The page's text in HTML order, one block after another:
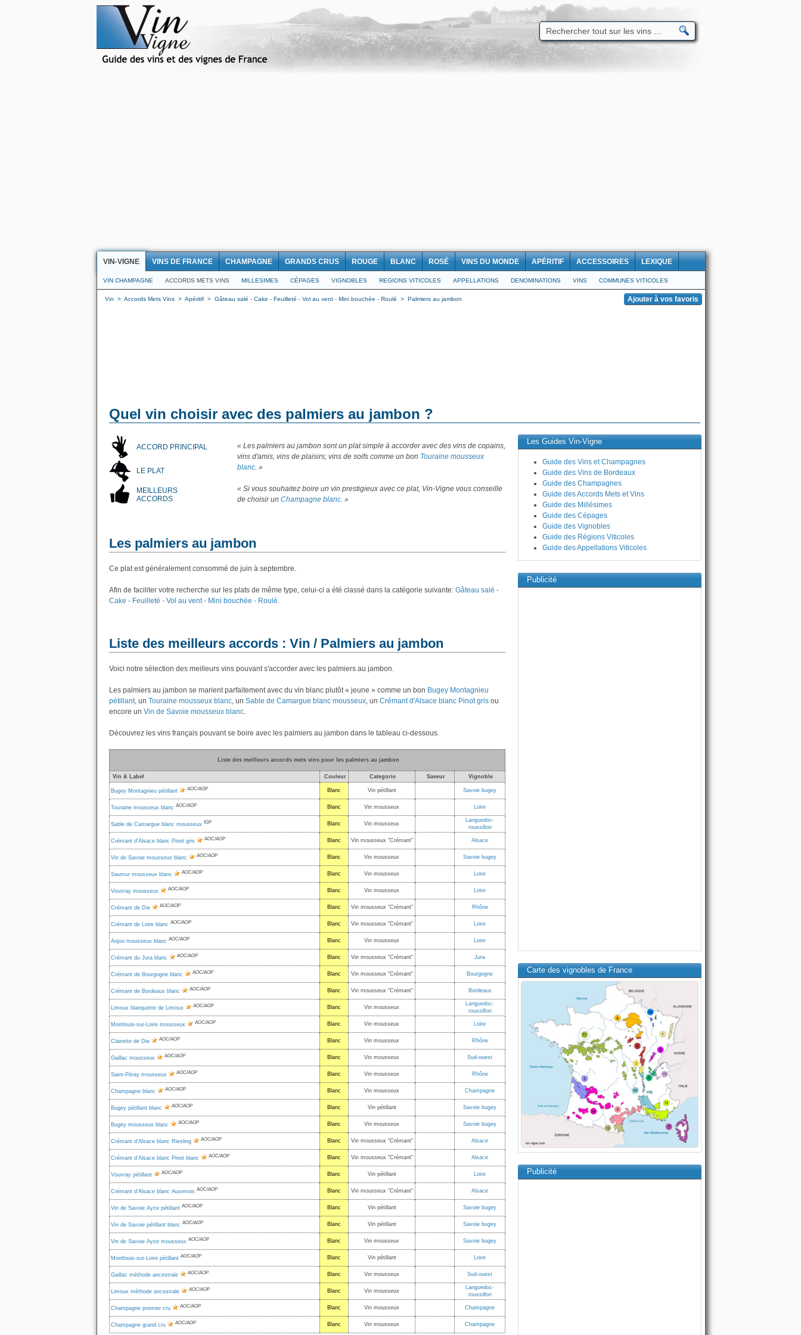
VIN-VIGNE VINS DE FRANCE CHAMPAGNE GRANDS CRUS ROUGE BLANC ROSÉ VINS DU MONDE APÉRITIF ACCESSOIRES LEXIQUE
VIN CHAMPAGNE ACCORDS METS VINS MILLESIMES CÉPAGES VIGNOBLES REGIONS VITICOLES APPELLATIONS DENOMINATIONS VINS COMMUNES VITICOLES
Vin > Accords Mets Vins > Apéritif > Gâteau salé - Cake - Feuilleté - Vol au vent - Mini bouchée - Roulé > Palmiers au jambon
Quel vin choisir avec des palmiers au jambon ?
ACCORD PRINCIPAL
LE PLAT
MEILLEURS
ACCORDS
« Les palmiers au jambon sont un plat simple à accorder avec des vins de copains,
vins d'amis, vins de plaisirs; vins de soifs comme un bon Touraine mousseux
blanc. »
« Si vous souhaitez boire un vin prestigieux avec ce plat, Vin-Vigne vous conseille
de choisir un Champagne blanc. »
Les palmiers au jambon
Ce plat est généralement consommé de juin à septembre.
Afin de faciliter votre recherche sur les plats de même type, celui-ci a été classé dans la catégorie suivante: Gâteau salé -
Cake - Feuilleté - Vol au vent - Mini bouchée - Roulé.
Liste des meilleurs accords : Vin / Palmiers au jambon
Voici notre sélection des meilleurs vins pouvant s'accorder avec les palmiers au jambon.
Les palmiers au jambon se marient parfaitement avec du vin blanc plutôt « jeune » comme un bon Bugey Montagnieu
pétillant, un Touraine mousseux blanc, un Sable de Camargue blanc mousseux, un Crémant d'Alsace blanc Pinot gris ou
encore un Vin de Savoie mousseux blanc.
Découvrez les vins français pouvant se boire avec les palmiers au jambon dans le tableau ci-dessous.
Liste des meilleurs accords mets vins pour les palmiers au jambon
Vin & Label Couleur Categorie Saveur Vignoble
Bugey Montagnieu pétillant AOC/AOP Blanc Vin pétillant Savoie bugey
Touraine mousseux blanc AOC/AOP Blanc Vin mousseux Loire
Sable de Camargue blanc mousseux IGP Blanc Vin mousseux
Languedoc-
roussillon
Crémant d'Alsace blanc Pinot gris AOC/AOP Blanc Vin mousseux "Crémant" Alsace
Vin de Savoie mousseux blanc AOC/AOP Blanc Vin mousseux Savoie bugey
Saumur mousseux blanc AOC/AOP Blanc Vin mousseux Loire
Vouvray mousseux AOC/AOP Blanc Vin mousseux Loire
Crémant de Die AOC/AOP Blanc Vin mousseux "Crémant" Rhône
Crémant de Loire blanc AOC/AOP Blanc Vin mousseux "Crémant" Loire
Anjou mousseux blanc AOC/AOP Blanc Vin mousseux Loire
Crémant du Jura blanc AOC/AOP Blanc Vin mousseux "Crémant" Jura
Crémant de Bourgogne blanc AOC/AOP Blanc Vin mousseux "Crémant" Bourgogne
Crémant de Bordeaux blanc AOC/AOP Blanc Vin mousseux "Crémant" Bordeaux
Limoux blanquette de Limoux AOC/AOP Blanc Vin mousseux
Languedoc-
roussillon
Montlouis-sur-Loire mousseux AOC/AOP Blanc Vin mousseux Loire
Clairette de Die AOC/AOP Blanc Vin mousseux Rhône
Gaillac mousseux AOC/AOP Blanc Vin mousseux Sud-ouest
Saint-Péray mousseux AOC/AOP Blanc Vin mousseux Rhône
Champagne blanc AOC/AOP Blanc Vin mousseux Champagne
Bugey pétillant blanc AOC/AOP Blanc Vin pétillant Savoie bugey
Bugey mousseux blanc AOC/AOP Blanc Vin mousseux Savoie bugey
Crémant d'Alsace blanc Riesling AOC/AOP Blanc Vin mousseux "Crémant" Alsace
Crémant d'Alsace blanc Pinot blanc AOC/AOP Blanc Vin mousseux "Crémant" Alsace
Vouvray pétillant AOC/AOP Blanc Vin pétillant Loire
Crémant d'Alsace blanc Auxerrois AOC/AOP Blanc Vin mousseux "Crémant" Alsace
Vin de Savoie Ayze pétillant AOC/AOP Blanc Vin pétillant Savoie bugey
Vin de Savoie pétillant blanc AOC/AOP Blanc Vin pétillant Savoie bugey
Vin de Savoie Ayze mousseux AOC/AOP Blanc Vin mousseux Savoie bugey
Montlouis-sur-Loire pétillant AOC/AOP Blanc Vin pétillant Loire
Gaillac méthode ancestrale AOC/AOP Blanc Vin mousseux Sud-ouest
Limoux méthode ancestrale AOC/AOP Blanc Vin mousseux
Languedoc-
roussillon
Champagne premier cru AOC/AOP Blanc Vin mousseux Champagne
Champagne grand cru AOC/AOP Blanc Vin mousseux Champagne
Les Guides Vin-Vigne
Guide des Vins et Champagnes
Guide des Vins de Bordeaux
Guide des Champagnes
Guide des Accords Mets et Vins
Guide des Millésimes
Guide des Cépages
Guide des Vignobles
Guide des Régions Viticoles
Guide des Appellations Viticoles
Publicité
Carte des vignobles de France
Publicité